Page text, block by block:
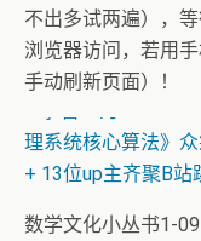
不出多试两遍），
浏览器访问，若用
手动刷新页面）！
+ 美女电影高清预览
+ 恭喜IP为
理系统核心算法》
+ 13位up主齐聚B站
+ 恭喜IP为
理系统核心算法》
数学文化小丛书1-